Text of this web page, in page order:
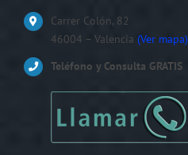
Carrer Colón, 82
46004 – Valencia (Ver mapa)
Teléfono y Consulta GRATIS